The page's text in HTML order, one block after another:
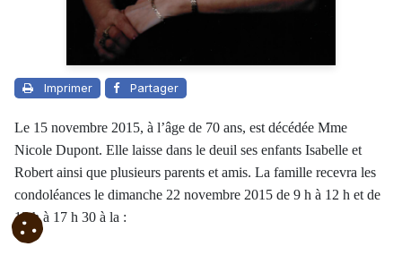
Imprimer Partager
Le 15 novembre 2015, à l’âge de 70 ans, est décédée Mme
Nicole Dupont. Elle laisse dans le deuil ses enfants Isabelle et
Robert ainsi que plusieurs parents et amis. La famille recevra les
condoléances le dimanche 22 novembre 2015 de 9 h à 12 h et de
13 h à 17 h 30 à la :